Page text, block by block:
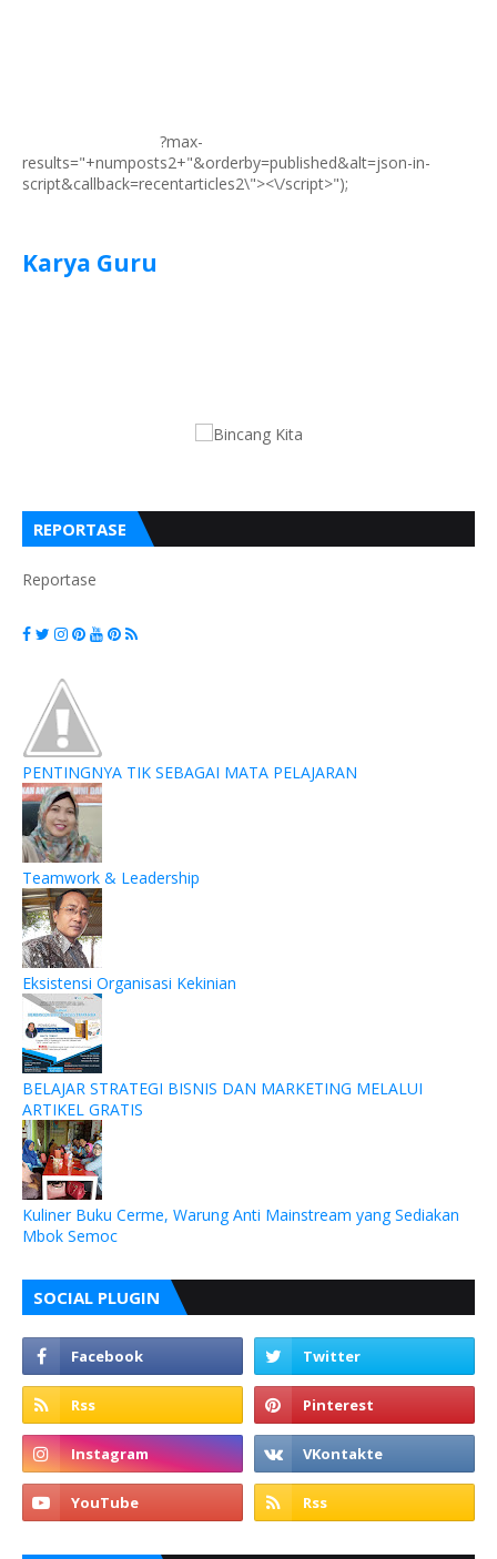
?max-
results="+numposts2+"&orderby=published&alt=json-in-
script&callback=recentarticles2\"><\/script>");
Karya Guru
REPORTASE
Reportase
PENTINGNYA TIK SEBAGAI MATA PELAJARAN
Teamwork & Leadership
Eksistensi Organisasi Kekinian
BELAJAR STRATEGI BISNIS DAN MARKETING MELALUI
ARTIKEL GRATIS
Kuliner Buku Cerme, Warung Anti Mainstream yang Sediakan
Mbok Semoc
SOCIAL PLUGIN